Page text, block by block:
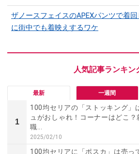
ザノースフェイスのAPEXパンツで着
に街中でも着映えするワケ
最新 一週間
1
100均セリアの「ストッキング」
ュがおしゃれ！コーナーはどこ？
職...
2025/02/10
100均セリアに「ポスカ」は売っ